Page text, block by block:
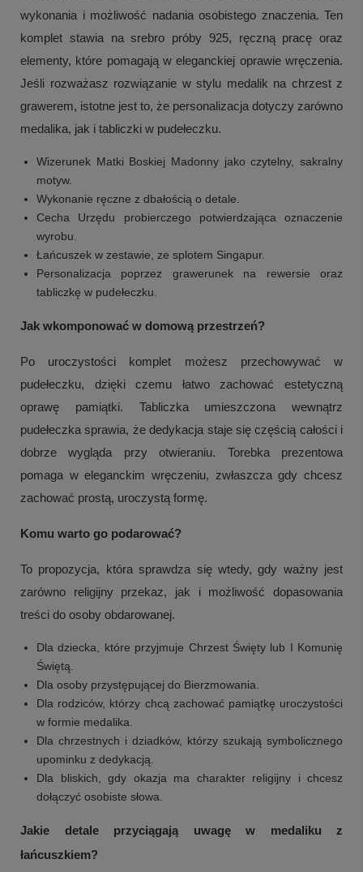
wykonania i możliwość nadania osobistego znaczenia. Ten
komplet stawia na srebro próby 925, ręczną pracę oraz
elementy, które pomagają w eleganckiej oprawie wręczenia.
Jeśli rozważasz rozwiązanie w stylu medalik na chrzest z
grawerem, istotne jest to, że personalizacja dotyczy zarówno
medalika, jak i tabliczki w pudełeczku.
Wizerunek Matki Boskiej Madonny jako czytelny, sakralny
motyw.
Wykonanie ręczne z dbałością o detale.
Cecha Urzędu probierczego potwierdzająca oznaczenie
wyrobu.
Łańcuszek w zestawie, ze splotem Singapur.
Personalizacja poprzez grawerunek na rewersie oraz
tabliczkę w pudełeczku.
Jak wkomponować w domową przestrzeń?
Po uroczystości komplet możesz przechowywać w
pudełeczku, dzięki czemu łatwo zachować estetyczną
oprawę pamiątki. Tabliczka umieszczona wewnątrz
pudełeczka sprawia, że dedykacja staje się częścią całości i
dobrze wygląda przy otwieraniu. Torebka prezentowa
pomaga w eleganckim wręczeniu, zwłaszcza gdy chcesz
zachować prostą, uroczystą formę.
Komu warto go podarować?
To propozycja, która sprawdza się wtedy, gdy ważny jest
zarówno religijny przekaz, jak i możliwość dopasowania
treści do osoby obdarowanej.
Dla dziecka, które przyjmuje Chrzest Święty lub I Komunię
Świętą.
Dla osoby przystępującej do Bierzmowania.
Dla rodziców, którzy chcą zachować pamiątkę uroczystości
w formie medalika.
Dla chrzestnych i dziadków, którzy szukają symbolicznego
upominku z dedykacją.
Dla bliskich, gdy okazja ma charakter religijny i chcesz
dołączyć osobiste słowa.
Jakie detale przyciągają uwagę w medaliku z
łańcuszkiem?